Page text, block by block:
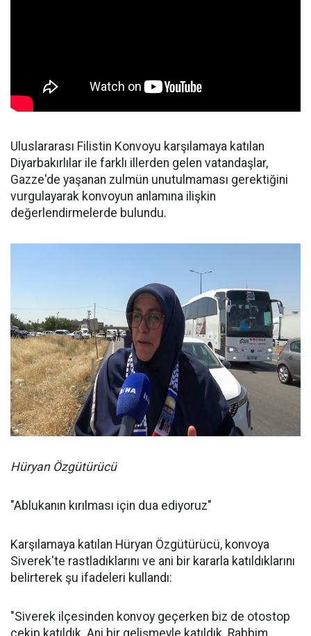
Uluslararası Filistin Konvoyu karşılamaya katılan
Diyarbakırlılar ile farklı illerden gelen vatandaşlar,
Gazze'de yaşanan zulmün unutulmaması gerektiğini
vurgulayarak konvoyun anlamına ilişkin
değerlendirmelerde bulundu.
Hüryan Özgütürücü
"Ablukanın kırılması için dua ediyoruz"
Karşılamaya katılan Hüryan Özgütürücü, konvoya
Siverek'te rastladıklarını ve ani bir kararla katıldıklarını
belirterek şu ifadeleri kullandı:
"Siverek ilçesinden konvoy geçerken biz de otostop